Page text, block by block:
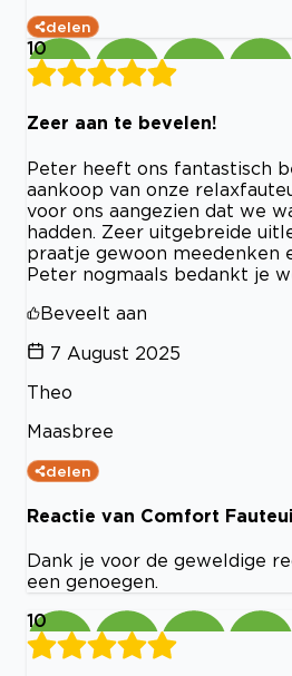
delen
10
Zeer aan te bevelen!
Peter heeft ons fantastisch
aankoop van onze
voor ons aangezien dat we
hadden. Zeer uitgebreide
praatje gewoon meedenken
Peter nogmaals bedankt je
Beveelt aan
7 August 2025
Theo
Maasbree
delen
Reactie van Comfort
Dank je voor de geweldige
een genoegen.
10